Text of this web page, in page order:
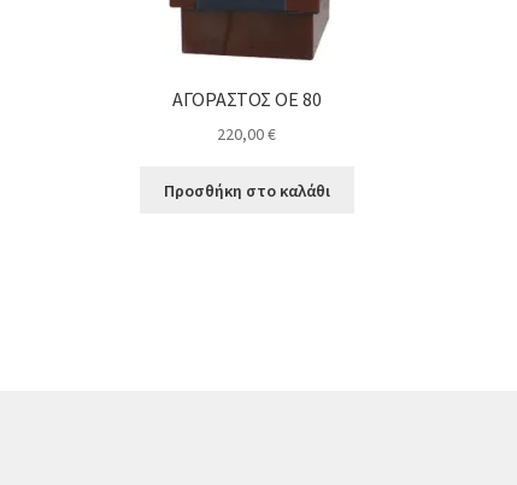
ΑΓΟΡΑΣΤΟΣ ΟΕ 80
220,00€
Προσθήκη στο καλάθι